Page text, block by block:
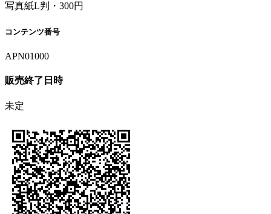
写真紙L判・300円
コンテンツ番号
APN01000
販売終了日時
未定